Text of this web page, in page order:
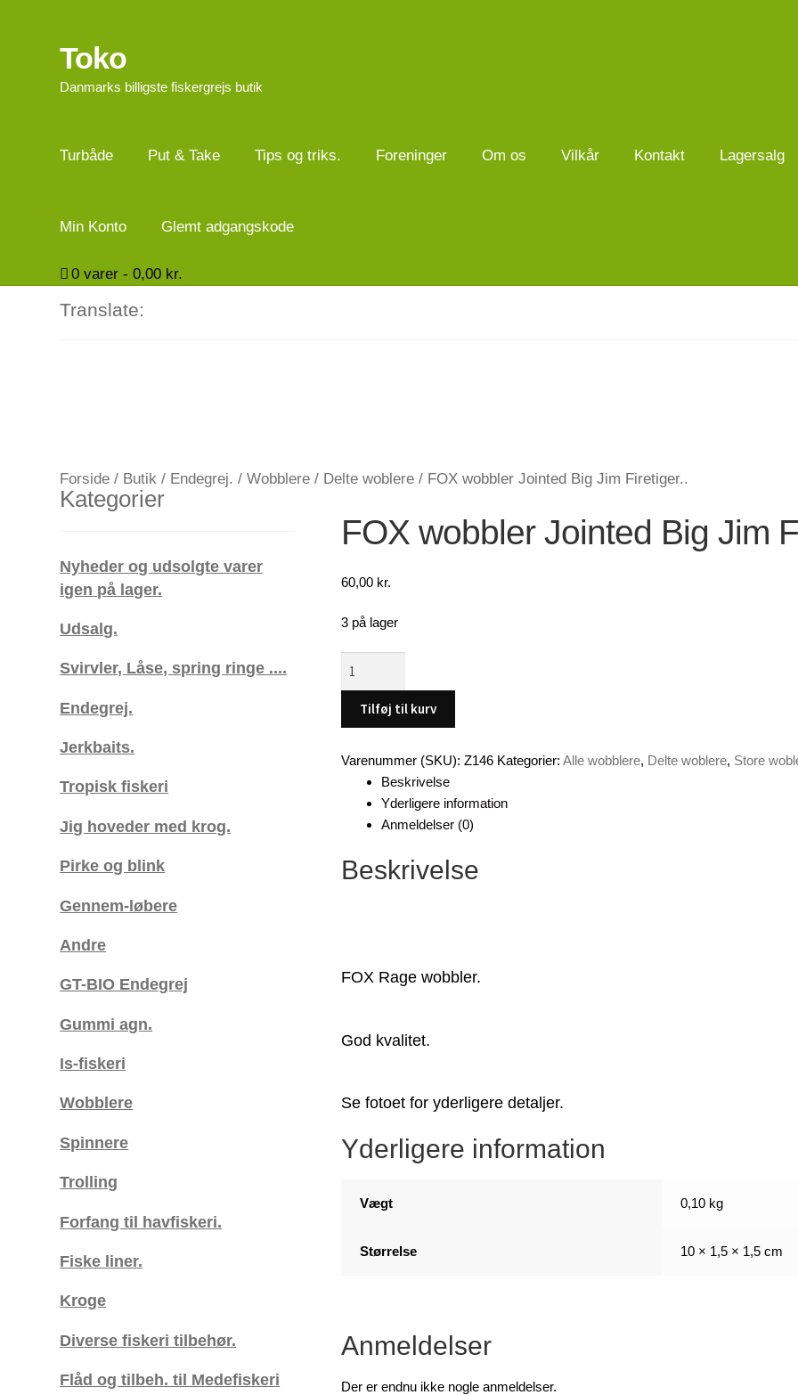
Spring
til
navigation
Spring
til
indhold
Toko
Danmarks billigste fiskergrejs butik
Turbåde Put & Take Tips og triks. Foreninger Om os Vilkår Kontakt Lagersalg
Min Konto Glemt adgangskode
0 varer -0,00 kr.
Translate:
Forside / Butik / Endegrej. /Wobblere / Delte woblere / FOX wobbler Jointed Big Jim Firetiger..
FOX wobbler Jointed Big Jim
60,00 kr.
3 på lager
Jointed
Big
Firetiger..
antal
Tilføj til kurv
Varenummer (SKU): Z146 Kategorier: Alle wobblere, Delte woblere, Store
Beskrivelse
Yderligere information
Anmeldelser (0)
Beskrivelse
FOX Rage wobbler.
God kvalitet.
Se fotoet for yderligere detaljer.
Yderligere information
Vægt 0,10 kg
Størrelse 10 × 1,5 × 1,5 cm
Anmeldelser
Der er endnu ikke nogle anmeldelser.
Kategorier
Nyheder og udsolgte varer
igen på lager.
Udsalg.
Svirvler, Låse, spring ringe ....
Endegrej.
Jerkbaits.
Tropisk fiskeri
Jig hoveder med krog.
Pirke og blink
Gennem-løbere
Andre
GT-BIO Endegrej
Gummi agn.
Is-fiskeri
Wobblere
Spinnere
Trolling
Forfang til havfiskeri.
Fiske liner.
Kroge
Diverse fiskeri tilbehør.
Flåd og tilbeh. til Medefiskeri